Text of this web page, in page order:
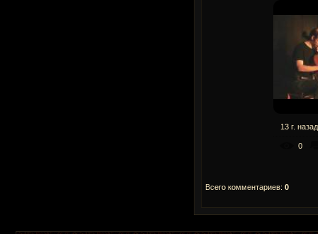
13 г. назад
0
Всего комментариев: 0